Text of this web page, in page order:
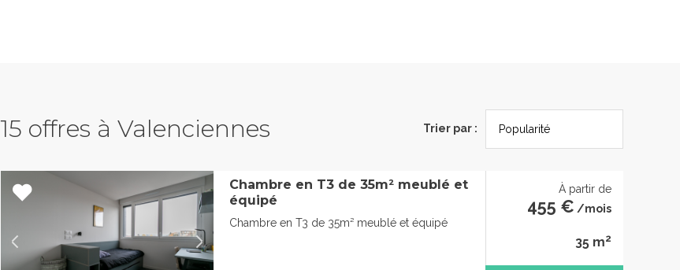
15 offres à Valenciennes Trier par :
Chambre en T3 de 35m² meublé et
équipé
Chambre en T3 de 35m² meublé et équipé
À partir de
455 € /mois
35 m2